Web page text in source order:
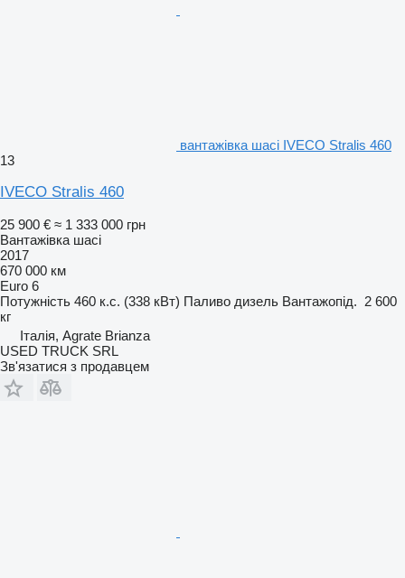
вантажівка шасі IVECO Stralis 460
13
IVECO Stralis 460
25 900 € ≈ 1 333 000 грн
Вантажівка шасі
2017
670 000 км
Euro 6
Потужність 460 к.с. (338 кВт) Паливо дизель Вантажопід. 2 600
кг
Італія, Agrate Brianza
USED TRUCK SRL
Зв'язатися з продавцем